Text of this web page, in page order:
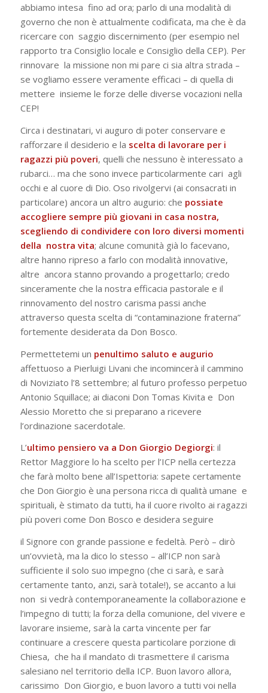
abbiamo intesa fino ad ora; parlo di una modalità di
governo che non è attualmente codificata, ma che è da
ricercare con saggio discernimento (per esempio nel
rapporto tra Consiglio locale e Consiglio della CEP). Per
rinnovare la missione non mi pare ci sia altra strada –
se vogliamo essere veramente efficaci – di quella di
mettere insieme le forze delle diverse vocazioni nella
CEP!
Circa i destinatari, vi auguro di poter conservare e
rafforzare il desiderio e la scelta di lavorare per i
ragazzi più poveri, quelli che nessuno è interessato a
rubarci… ma che sono invece particolarmente cari agli
occhi e al cuore di Dio. Oso rivolgervi (ai consacrati in
particolare) ancora un altro augurio: che possiate
accogliere sempre più giovani in casa nostra,
scegliendo di condividere con loro diversi momenti
della nostra vita; alcune comunità già lo facevano,
altre hanno ripreso a farlo con modalità innovative,
altre ancora stanno provando a progettarlo; credo
sinceramente che la nostra efficacia pastorale e il
rinnovamento del nostro carisma passi anche
attraverso questa scelta di “contaminazione fraterna”
fortemente desiderata da Don Bosco.
Permettetemi un penultimo saluto e augurio
affettuoso a Pierluigi Livani che incomincerà il cammino
di Noviziato l’8 settembre; al futuro professo perpetuo
Antonio Squillace; ai diaconi Don Tomas Kivita e Don
Alessio Moretto che si preparano a ricevere
l’ordinazione sacerdotale.
L’ultimo pensiero va a Don Giorgio Degiorgi: il
Rettor Maggiore lo ha scelto per l’ICP nella certezza
che farà molto bene all’Ispettoria: sapete certamente
che Don Giorgio è una persona ricca di qualità umane e
spirituali, è stimato da tutti, ha il cuore rivolto ai ragazzi
più poveri come Don Bosco e desidera seguire
il Signore con grande passione e fedeltà. Però – dirò
un’ovvietà, ma la dico lo stesso – all’ICP non sarà
sufficiente il solo suo impegno (che ci sarà, e sarà
certamente tanto, anzi, sarà totale!), se accanto a lui
non si vedrà contemporaneamente la collaborazione e
l’impegno di tutti; la forza della comunione, del vivere e
lavorare insieme, sarà la carta vincente per far
continuare a crescere questa particolare porzione di
Chiesa, che ha il mandato di trasmettere il carisma
salesiano nel territorio della ICP. Buon lavoro allora,
carissimo Don Giorgio, e buon lavoro a tutti voi nella